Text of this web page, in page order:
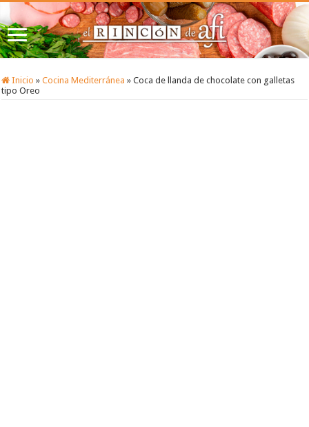
Inicio » Cocina Mediterránea » Coca de llanda de chocolate con galletas
tipo Oreo